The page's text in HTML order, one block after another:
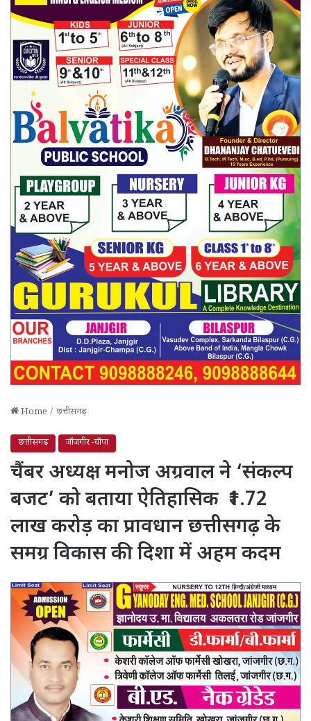
Home / छत्तीसगढ़
छत्तीसगढ़ जाँजगीर -चाँपा
चैंबर अध्यक्ष मनोज अग्रवाल ने ‘संकल्प
बजट’ को बताया ऐतिहासिक ₹1.72
लाख करोड़ का प्रावधान छत्तीसगढ़ के
समग्र विकास की दिशा में अहम कदम